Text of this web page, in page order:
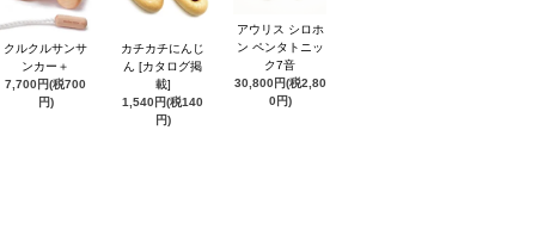
クルクルサンサ
ンカー＋
7,700円(税700
円)
カチカチにんじ
ん [カタログ掲
載]
1,540円(税140
円)
アウリス シロホ
ン ペンタトニッ
ク7音
30,800円(税2,80
0円)